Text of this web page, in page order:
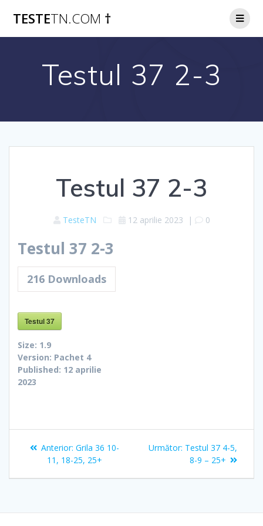
TESTETN.COM †
Testul 37 2-3
Testul 37 2-3
TesteTN 12 aprilie 2023 | 0
Testul 37 2-3
216 Downloads
Testul 37
Size: 1.9
Version: Pachet 4
Published: 12 aprilie
2023
Navigare
Anterior: Articolul
anterior:
Grila 36 10-
11, 18-25, 25+
Următor: Articolul
următor:
Testul 37 4-5,
8-9 – 25+